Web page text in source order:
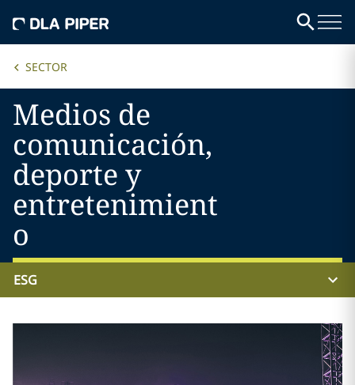
SECTOR
Medios de
comunicación,
deporte y
entretenimient
o
ESG